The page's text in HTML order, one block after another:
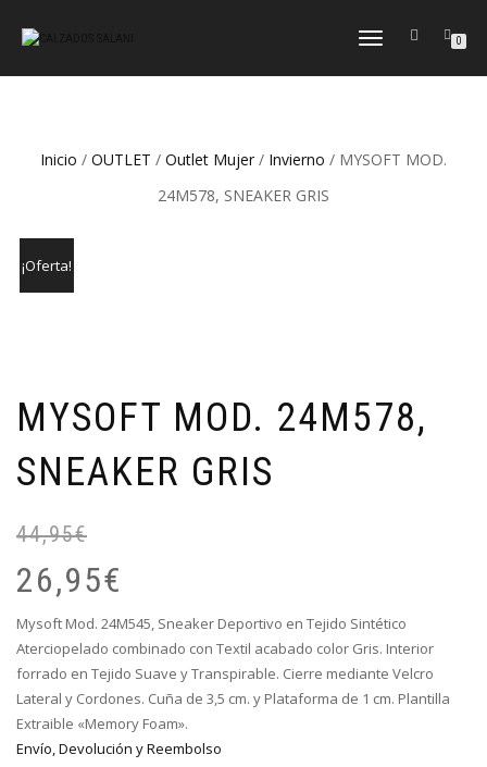
CAMBIAR
0
Inicio / OUTLET / Outlet Mujer / Invierno / MYSOFT MOD.
24M578, SNEAKER GRIS
¡Oferta!
MYSOFT MOD. 24M578,
SNEAKER GRIS
44,95€
26,95€
Mysoft Mod. 24M545, Sneaker Deportivo en Tejido Sintético
Aterciopelado combinado con Textil acabado color Gris. Interior
forrado en Tejido Suave y Transpirable. Cierre mediante Velcro
Lateral y Cordones. Cuña de 3,5 cm. y Plataforma de 1 cm. Plantilla
Extraible «Memory Foam».
Envío, Devolución y Reembolso